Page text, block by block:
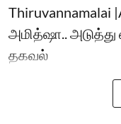
Thiruvannamalai
அமித்ஷா..
தகவல்